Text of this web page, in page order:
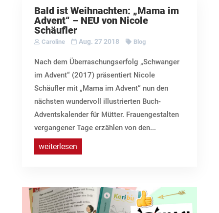
Bald ist Weihnachten: „Mama im
Advent“ – NEU von Nicole
Schäufler
Caroline Aug. 27 2018 Blog
Nach dem Überraschungserfolg „Schwanger
im Advent“ (2017) präsentiert Nicole
Schäufler mit „Mama im Advent“ nun den
nächsten wundervoll illustrierten Buch-
Adventskalender für Mütter. Frauengestalten
vergangener Tage erzählen von den...
weiterlesen